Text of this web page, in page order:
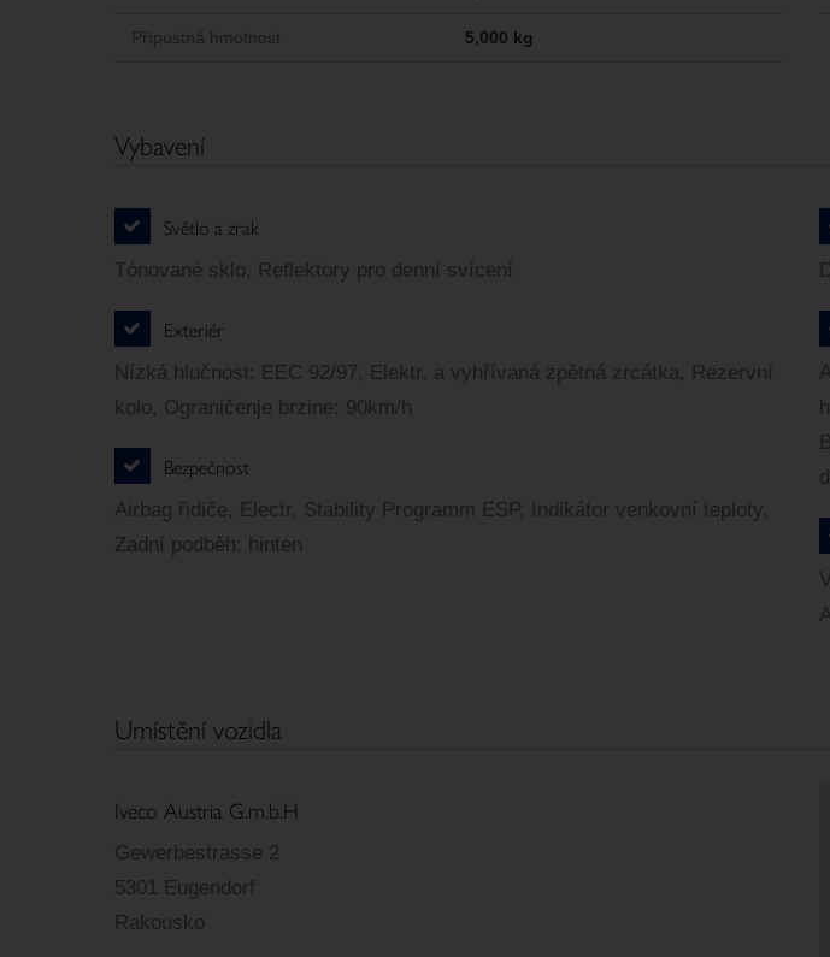
Přípustná hmotnost 5,000 kg
Vybavení
Světlo a zrak
Tónované sklo, Reflektory pro denní svícení
Exteriér
Nízká hlučnost: EEC 92/97, Elektr. a vyhřívaná zpětná zrcátka, Rezervní
kolo, Ograničenje brzine: 90km/h
Bezpečnost
Airbag řidiče, Electr. Stability Programm ESP, Indikátor venkovní teploty,
Zadní podběh: hinten
Umístění vozidla
Iveco Austria G.m.b.H
Gewerbestrasse 2
5301 Eugendorf
Rakousko